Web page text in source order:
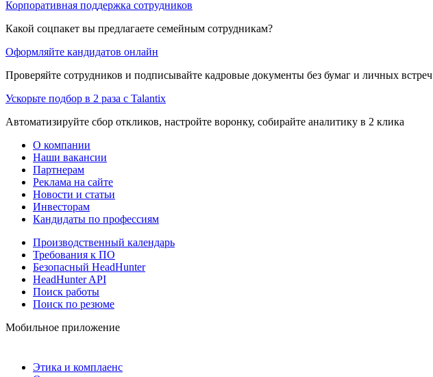
Корпоративная поддержка сотрудников
Какой соцпакет вы предлагаете семейным сотрудникам?
Оформляйте кандидатов онлайн
Проверяйте сотрудников и подписывайте кадровые документы без бумаг и личных встреч
Ускорьте подбор в 2 раза с Talantix
Автоматизируйте сбор откликов, настройте воронку, собирайте аналитику в 2 клика
О компании
Наши вакансии
Партнерам
Реклама на сайте
Новости и статьи
Инвесторам
Кандидаты по профессиям
Производственный календарь
Требования к ПО
Безопасный HeadHunter
HeadHunter API
Поиск работы
Поиск по резюме
Мобильное приложение
Этика и комплаенс